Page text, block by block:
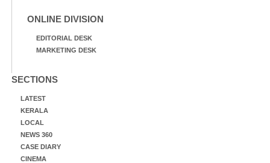
ONLINE DIVISION
EDITORIAL DESK
MARKETING DESK
SECTIONS
LATEST
KERALA
LOCAL
NEWS 360
CASE DIARY
CINEMA